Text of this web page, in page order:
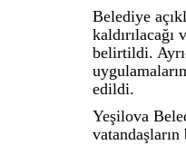
Belediye
belirtildi.
edildi.
Yeşilova